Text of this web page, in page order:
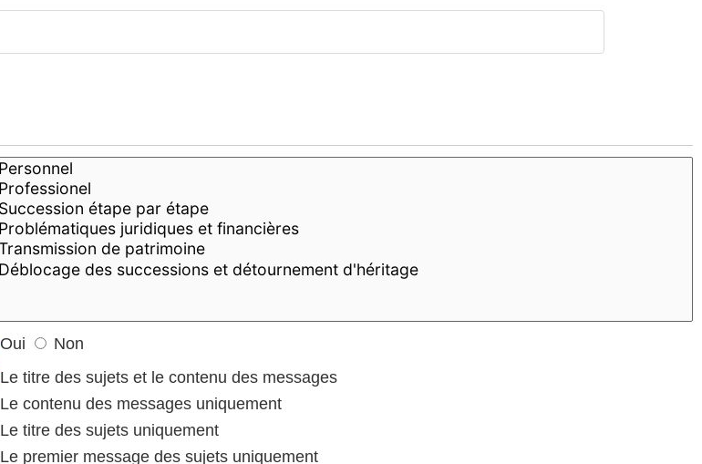
Oui
Non
Le titre des sujets et le contenu des messages
Le contenu des messages uniquement
Le titre des sujets uniquement
Le premier message des sujets uniquement